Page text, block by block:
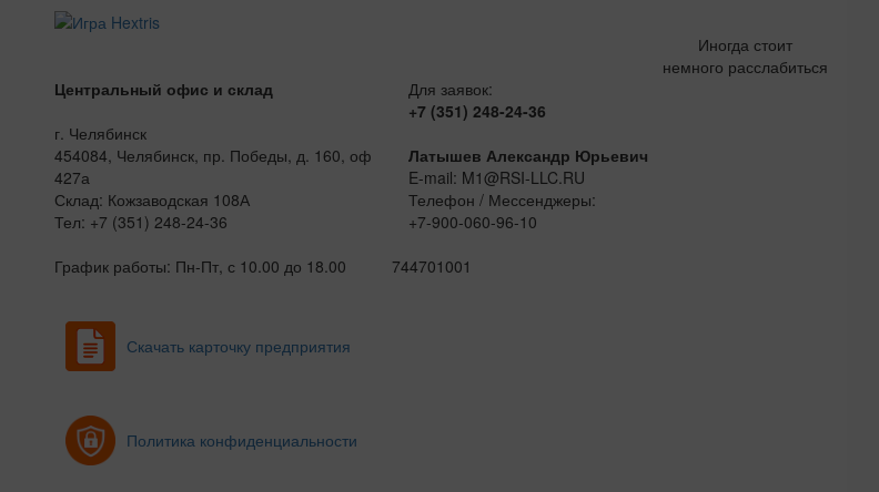
Иногда стоит
немного расслабиться
Центральный офис и склад
г. Челябинск
454084, Челябинск, пр. Победы, д. 160, оф
427а
Склад: Кожзаводская 108А
Тел: +7 (351) 248-24-36
График работы: Пн-Пт, с 10.00 до 18.00
Для заявок:
+7 (351) 248-24-36
Латышев Александр Юрьевич
E-mail: M1@RSI-LLC.RU
Телефон / Мессенджеры:
+7-900-060-96-10
744701001
Скачать карточку предприятия
Политика конфиденциальности